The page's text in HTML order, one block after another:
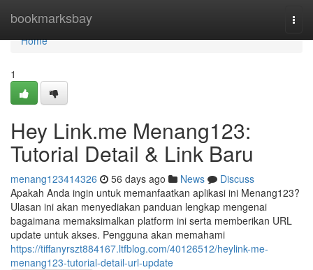
bookmarksbay
Home
Home
1
Hey Link.me Menang123:
Tutorial Detail & Link Baru
menang123414326 56 days ago News
Discuss
Apakah Anda ingin untuk memanfaatkan aplikasi ini Menang123?
Ulasan ini akan menyediakan panduan lengkap mengenai
bagaimana memaksimalkan platform ini serta memberikan URL
update untuk akses. Pengguna akan memahami
https://tiffanyrszt884167.ltfblog.com/40126512/heylink-me-
menang123-tutorial-detail-url-update